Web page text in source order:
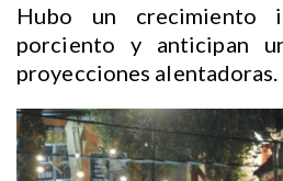
Hubo un crecimiento
porciento y anticipan
proyecciones alentadoras.